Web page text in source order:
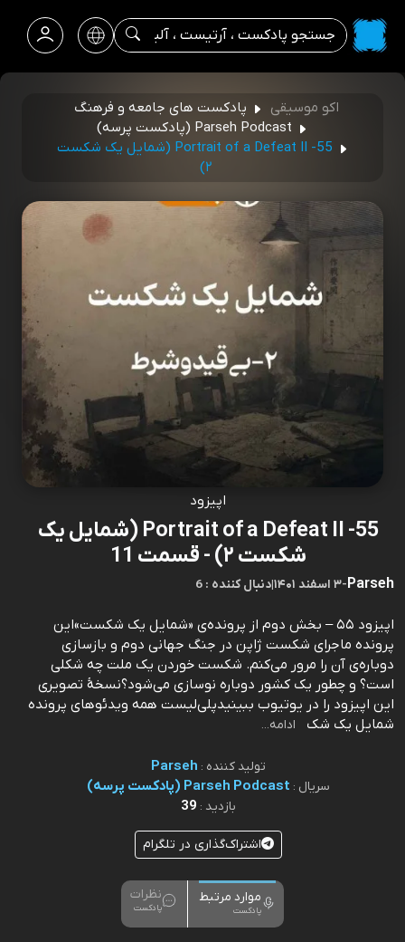
اکو موسیقی
پادکست های جامعه و فرهنگ
Parseh Podcast (پادکست پرسه)
55- Portrait of a Defeat II (شمایل یک شکست
۲)
اپیزود
55- Portrait of a Defeat II (شمایل یک
شکست ۲) - قسمت 11
Parseh
-۳ اسفند ۱۴۰۱ |6 : دنبال کننده
اپیزود ۵۵ – بخش دوم از پرونده‌ی «شمایل یک شکست»این
پرونده ماجرای شکست ژاپن در جنگ جهانی دوم و بازسازی
دوباره‌ی آن را مرور می‌کنم. شکست خوردن یک ملت چه شکلی
است؟ و چطور یک کشور دوباره نوسازی می‌شود؟نسخهٔ تصویری
این اپیزود را در یوتیوب ببینیدپلی‌لیست همه ویدئوهای پرونده
شمایل یک شک
ادامه...
تولید کننده : Parseh
سریال : Parseh Podcast (پادکست پرسه)
بازدید : 39
اشتراک‌گذاری در تلگرام
موارد مرتبط
پادکست
نظرات
پادکست